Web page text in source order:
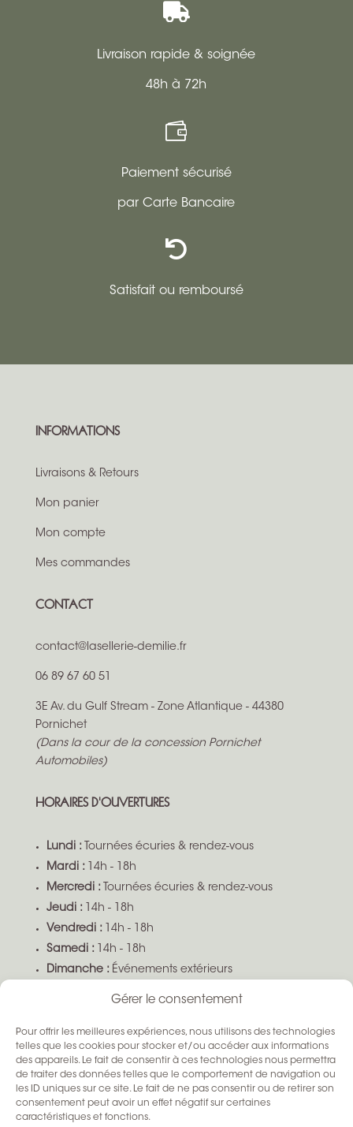
Gérer le consentement
Pour offrir les meilleures expériences, nous utilisons des technologies
telles que les cookies pour stocker et/ou accéder aux informations
des appareils. Le fait de consentir à ces technologies nous permettra
de traiter des données telles que le comportement de navigation ou
les ID uniques sur ce site. Le fait de ne pas consentir ou de retirer son
consentement peut avoir un effet négatif sur certaines
caractéristiques et fonctions.

Livraison rapide & soignée
48h à 72h

Paiement sécurisé
par Carte Bancaire

Satisfait ou remboursé
INFORMATIONS
Livraisons & Retours
Mon panier
Mon compte
Mes commandes
CONTACT
contact@lasellerie-demilie.fr
06 89 67 60 51
3E Av. du Gulf Stream - Zone Atlantique - 44380
Pornichet
(Dans la cour de la concession Pornichet
Automobiles)
HORAIRES D'OUVERTURES
Lundi : Tournées écuries & rendez-vous
Mardi : 14h - 18h
Mercredi : Tournées écuries & rendez-vous
Jeudi : 14h - 18h
Vendredi : 14h - 18h
Samedi : 14h - 18h
Dimanche : Événements extérieurs
Boutique ouverte sur demande selon disponibilité
SUIVEZ-NOUS